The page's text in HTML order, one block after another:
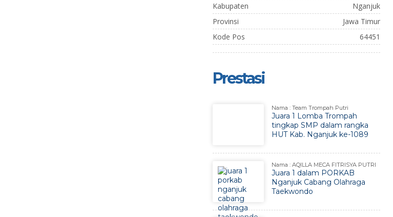
Kabupaten
Nganjuk
Provinsi
Jawa Timur
Kode Pos
64451
Prestasi
Nama : Team Trompah Putri
Juara 1 Lomba Trompah
tingkap SMP dalam rangka
HUT Kab. Nganjuk ke-1089
Nama : AQILLA MECA FITRISYA PUTRI
Juara 1 dalam PORKAB
Nganjuk Cabang Olahraga
Taekwondo